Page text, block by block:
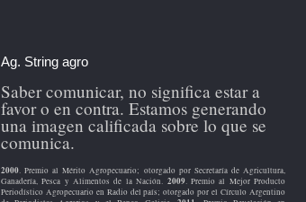
Ag. String agro
Saber comunicar, no significa estar a
favor o en contra. Estamos generando
una imagen calificada sobre lo que se
comunica.
2000. Premio al Mérito Agropecuario; otorgado por Secretaría de Agricultura,
Ganadería, Pesca y Alimentos de la Nación. 2009. Premio al Mejor Producto
Periodístico Agropecuario en Radio del país; otorgado por el Círculo Argentino